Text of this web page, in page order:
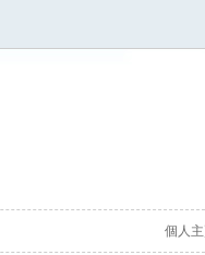
個人